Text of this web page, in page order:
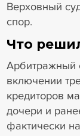
Верховный
спор.
Что
Арбитражный
включении
кредиторов
дочери и
фактически